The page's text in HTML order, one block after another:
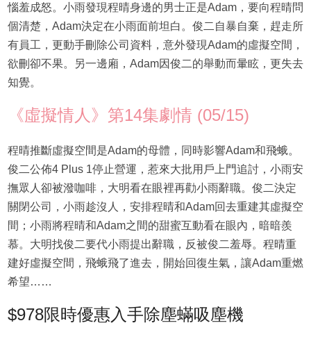
惱羞成怒。小雨發現程晴身邊的男士正是Adam，要向程晴問
個清楚，Adam決定在小雨面前坦白。俊二自暴自棄，趕走所
有員工，更動手刪除公司資料，意外發現Adam的虛擬空間，
欲刪卻不果。另一邊廂，Adam因俊二的舉動而暈眩，更失去
知覺。
《虛擬情人》第14集劇情 (05/15)
程晴推斷虛擬空間是Adam的母體，同時影響Adam和飛蛾。
俊二公佈4 Plus 1停止營運，惹來大批用戶上門追討，小雨安
撫眾人卻被潑咖啡，大明看在眼裡再勸小雨辭職。俊二決定
關閉公司，小雨趁沒人，安排程晴和Adam回去重建其虛擬空
間；小雨將程晴和Adam之間的甜蜜互動看在眼內，暗暗羨
慕。大明找俊二要代小雨提出辭職，反被俊二羞辱。程晴重
建好虛擬空間，飛蛾飛了進去，開始回復生氣，讓Adam重燃
希望……
$978限時優惠入手除塵蟎吸塵機